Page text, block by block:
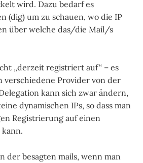
wird. Dazu bedarf es
(dig) um zu schauen, wo die IP
über welche das/die Mail/s
„derzeit registriert auf“ – es
verschiedene Provider von der
kann sich zwar ändern,
dynamischen IPs, so dass man
Registrierung auf einen
kann.
der besagten mails, wenn man